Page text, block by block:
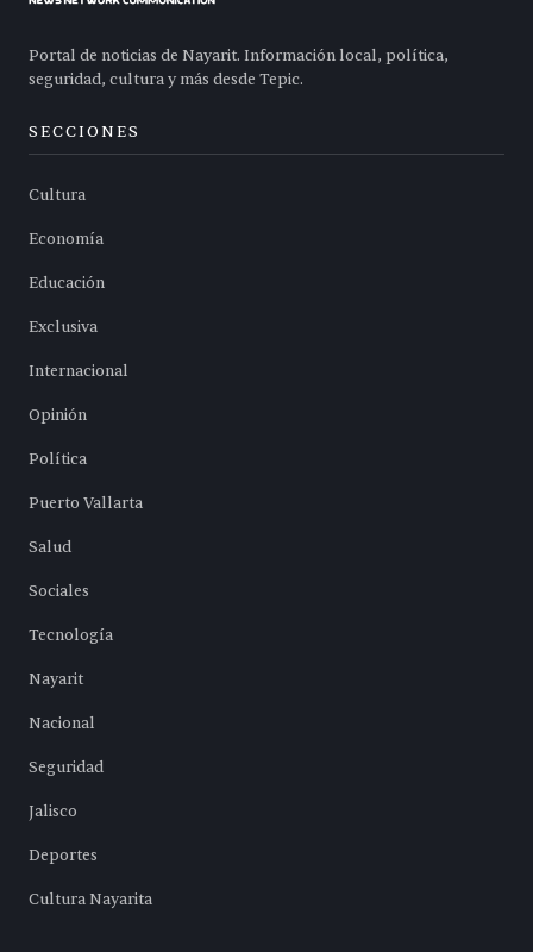
Portal de noticias de Nayarit. Información local, política,
seguridad, cultura y más desde Tepic.
SECCIONES
Cultura
Economía
Educación
Exclusiva
Internacional
Opinión
Política
Puerto Vallarta
Salud
Sociales
Tecnología
Nayarit
Nacional
Seguridad
Jalisco
Deportes
Cultura Nayarita